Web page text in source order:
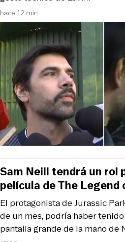
hace 12 min
El protagonista de Jurassic
de un mes, podría haber
pantalla grande de la mano de
Sam Neill tendrá un rol
película de The Legend